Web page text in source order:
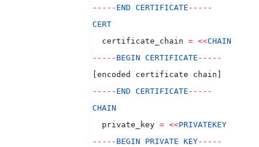
----- END CERTIFICATE -----
CERT
  certificate_chain
= <<CHAIN
----- BEGIN CERTIFICATE -----
[encoded certificate chain]
----- END CERTIFICATE -----
CHAIN
  private_key
= <<PRIVATEKEY
----- BEGIN PRIVATE KEY-----